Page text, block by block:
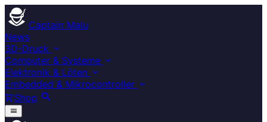
Captain Malu
News
3D-Druck
Computer & Systeme
Elektronik & Löten
Embedded & Mikrocontroller
Shop